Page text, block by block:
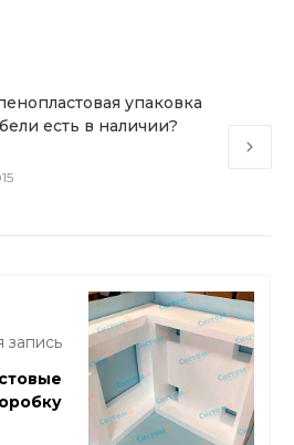
упаковка
есть в наличии?